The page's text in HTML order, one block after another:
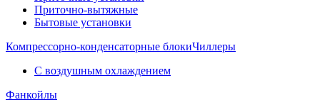
Приточно-вытяжные
Бытовые установки
Компрессорно-конденсаторные блокиЧиллеры
С воздушным охлаждением
Фанкойлы